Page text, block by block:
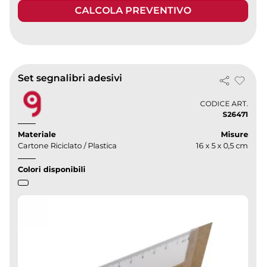
CALCOLA PREVENTIVO
Set segnalibri adesivi
CODICE ART.
S26471
Materiale
Cartone Riciclato / Plastica
Misure
16 x 5 x 0,5 cm
Colori disponibili